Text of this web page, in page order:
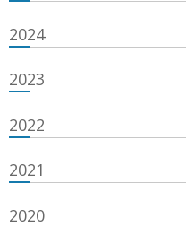
2024
2023
2022
2021
2020